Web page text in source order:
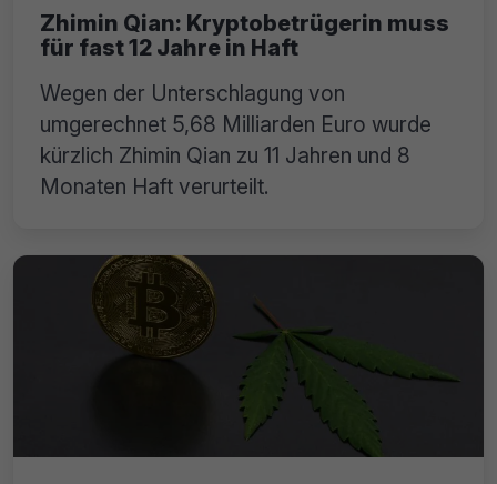
Zhimin Qian: Kryptobetrügerin muss
für fast 12 Jahre in Haft
Wegen der Unterschlagung von
umgerechnet 5,68 Milliarden Euro wurde
kürzlich Zhimin Qian zu 11 Jahren und 8
Monaten Haft verurteilt.